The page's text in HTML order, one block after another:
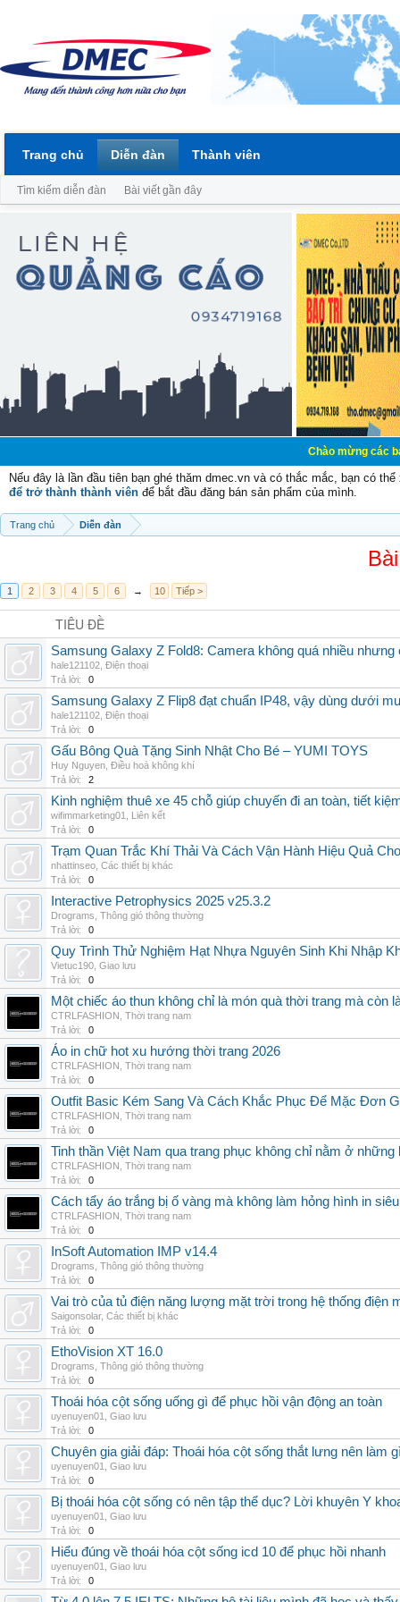
Chào mừng các bạn đến
Nếu đây là lần đầu tiên bạn ghé thăm dmec.vn và có thắc mắc, bạn có
để trở thành thành viên để bắt đầu đăng bán sản phẩm của mình.
Trang chủ Diễn đàn
1 2 3 4 5 6 → 10 Tiếp >
TIÊU ĐỀ
Samsung Galaxy Z Fold8: Camera không quá nhiều nhưng
hale121102 Điện thoại
Trả lời:
0
Samsung Galaxy Z Flip8 đạt chuẩn IP48, vậy dùng dưới
hale121102 Điện thoại
Trả lời:
0
Gấu Bông Quà Tặng Sinh Nhật Cho Bé – YUMI TOYS
Huy Nguyen Điều hoà không khí
Trả lời:
2
Kinh nghiệm thuê xe 45 chỗ giúp chuyến đi an toàn, tiết
wifimmarketing01
Liên kết
Trả lời:
0
Trạm Quan Trắc Khí Thải Và Cách Vận Hành Hiệu Quả
nhattinseo Các thiết bị khác
Trả lời:
0
Interactive Petrophysics 2025 v25.3.2
Drograms Thông gió thông thường
Trả lời:
0
Quy Trình Thử Nghiệm Hạt Nhựa Nguyên Sinh Khi Nhập
Vietuc190 Giao lưu
Trả lời:
0
Một chiếc áo thun không chỉ là món quà thời trang mà
CTRLFASHION Thời trang nam
Trả lời:
0
Áo in chữ hot xu hướng thời trang 2026
CTRLFASHION Thời trang nam
Trả lời:
0
Outfit Basic Kém Sang Và Cách Khắc Phục Để Mặc Đơn
CTRLFASHION Thời trang nam
Trả lời:
0
Tinh thần Việt Nam qua trang phục không chỉ nằm ở
CTRLFASHION Thời trang nam
Trả lời:
0
Cách tẩy áo trắng bị ố vàng mà không làm hỏng hình in
CTRLFASHION Thời trang nam
Trả lời:
0
InSoft Automation IMP v14.4
Drograms Thông gió thông thường
Trả lời:
0
Vai trò của tủ điện năng lượng mặt trời trong hệ thống điện
Saigonsolar, Các thiết bị khác
Trả lời:
0
EthoVision XT 16.0
Drograms Thông gió thông thường
Trả lời:
0
Thoái hóa cột sống uống gì để phục hồi vận động an toàn
uyenuyen01
Giao lưu
Trả lời:
0
Chuyên gia giải đáp: Thoái hóa cột sống thắt lưng nên làm
uyenuyen01
Giao lưu
Trả lời:
0
Bị thoái hóa cột sống có nên tập thể dục? Lời khuyên Y
uyenuyen01
Giao lưu
Trả lời:
0
Hiểu đúng về thoái hóa cột sống icd 10 để phục hồi nhanh
uyenuyen01
Giao lưu
Trả lời:
0
Trang chủ Diễn đàn
Tìm kiếm diễn đàn Bài viết gần đây
Thành viên